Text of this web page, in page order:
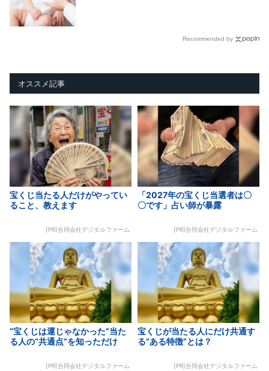
Recommended by
オススメ記事
宝くじ当たる人だけがやってい
ること、教えます
[PR]合同会社デジタルファーム
「2027年の宝くじ当選者は〇
〇です」占い師が暴露
[PR]合同会社デジタルファーム
“宝くじは運じゃなかった”当た
る人の“共通点”を知っただけ
[PR]合同会社デジタルファーム
宝くじが当たる人にだけ共通す
る“ある特徴”とは？
[PR]合同会社デジタルファーム